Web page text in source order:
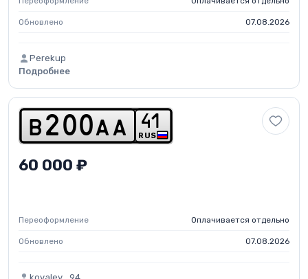
Обновлено 07.08.2026
Perekup
Подробнее
b 2 0 0 a a RUS
41
60 000 ₽
Переоформление Оплачивается отдельно
Обновлено 07.08.2026